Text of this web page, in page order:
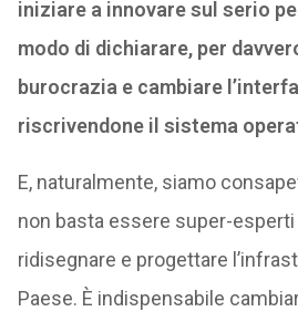
iniziare a innovare sul serio
modo di dichiarare, per
burocrazia e cambiare
riscrivendone il sistema
E, naturalmente, siamo
non basta essere super-
ridisegnare e progettare
Paese. È indispensabile